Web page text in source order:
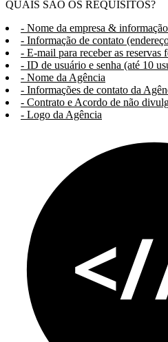
QUAIS SÃO OS REQUISITOS?
- Nome da empresa &
- Informação de contato
- E-mail para receber as reservas
- ID de usuário e senha (até 10
- Nome da Agência
- Informações de contato da
- Contrato e Acordo de não
- Logo da Agência